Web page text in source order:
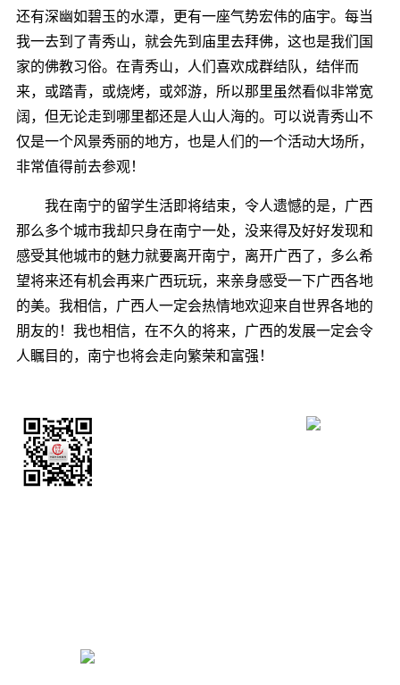
还有深幽如碧玉的水潭，更有一座气势宏伟的庙宇。每当
我一去到了青秀山，就会先到庙里去拜佛，这也是我们国
家的佛教习俗。在青秀山，人们喜欢成群结队，结伴而
来，或踏青，或烧烤，或郊游，所以那里虽然看似非常宽
阔，但无论走到哪里都还是人山人海的。可以说青秀山不
仅是一个风景秀丽的地方，也是人们的一个活动大场所，
非常值得前去参观！
我在南宁的留学生活即将结束，令人遗憾的是，广西
那么多个城市我却只身在南宁一处，没来得及好好发现和
感受其他城市的魅力就要离开南宁，离开广西了，多么希
望将来还有机会再来广西玩玩，来亲身感受一下广西各地
的美。我相信，广西人一定会热情地欢迎来自世界各地的
朋友的！我也相信，在不久的将来，广西的发展一定会令
人瞩目的，南宁也将会走向繁荣和富强！